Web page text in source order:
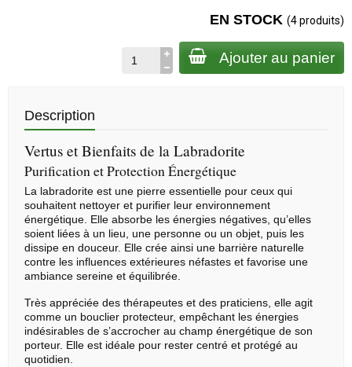
EN STOCK (4 produits)
Ajouter au panier
Description
Vertus et Bienfaits de la Labradorite
Purification et Protection Énergétique
La labradorite est une pierre essentielle pour ceux qui
souhaitent nettoyer et purifier leur environnement
énergétique. Elle absorbe les énergies négatives, qu’elles
soient liées à un lieu, une personne ou un objet, puis les
dissipe en douceur. Elle crée ainsi une barrière naturelle
contre les influences extérieures néfastes et favorise une
ambiance sereine et équilibrée.
Très appréciée des thérapeutes et des praticiens, elle agit
comme un bouclier protecteur, empêchant les énergies
indésirables de s’accrocher au champ énergétique de son
porteur. Elle est idéale pour rester centré et protégé au
quotidien.